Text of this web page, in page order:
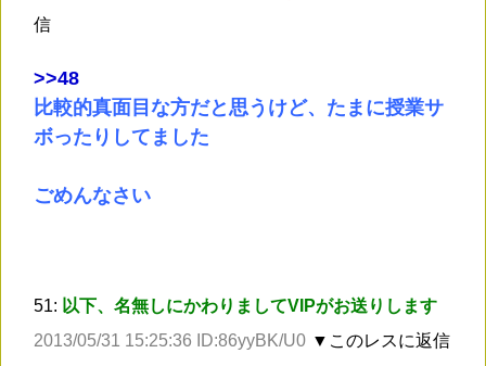
信
>>48
比較的真面目な方だと思うけど、たまに授業サ
ボったりしてました
ごめんなさい
51: 以下、名無しにかわりましてVIPがお送りします
2013/05/31 15:25:36 ID:86yyBK/U0 ▼このレスに返信